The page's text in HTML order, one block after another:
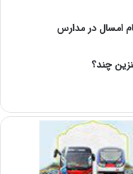
امسال در مدارس
چند؟